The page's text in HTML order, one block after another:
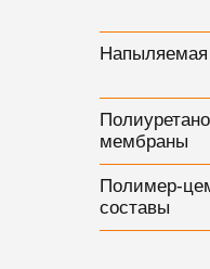
мембраны
Полимер-
составы